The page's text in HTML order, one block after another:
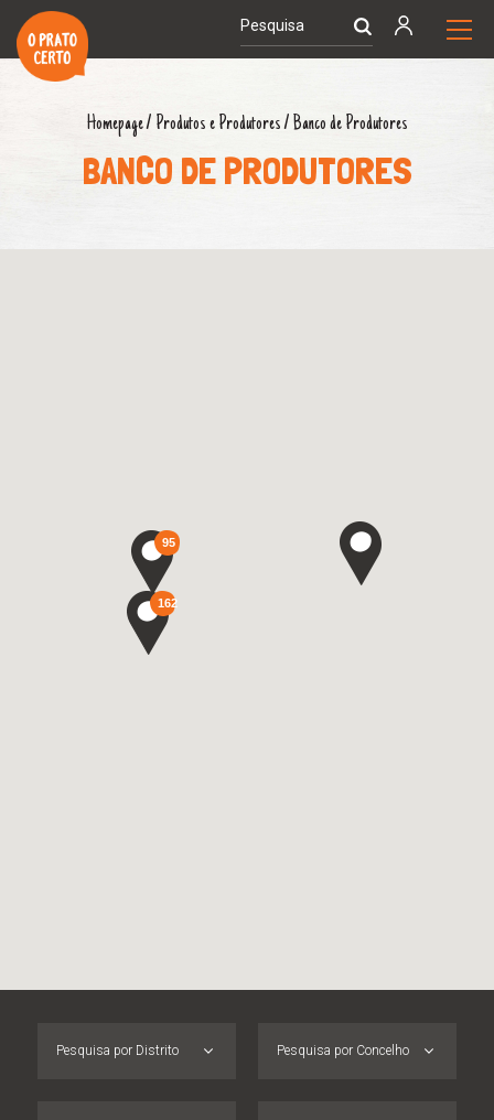
Homepage/ Produtos e Produtores/ Banco de Produtores
BANCO DE PRODUTORES
162
95
Pesquisa por Distrito Pesquisa por Concelho